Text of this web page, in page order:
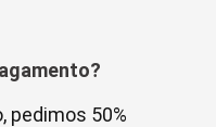
pedimos 50%